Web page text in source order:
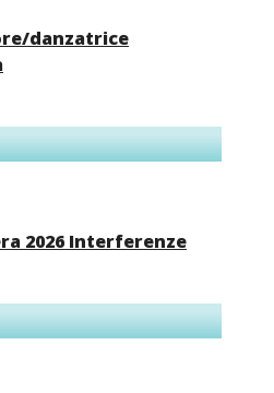
danzatrice
2026 Interferenze